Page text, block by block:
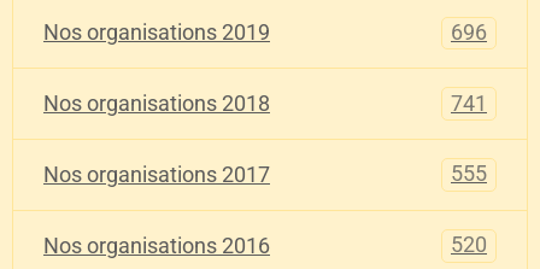
Nos organisations 2019 696
Nos organisations 2018 741
Nos organisations 2017 555
Nos organisations 2016 520